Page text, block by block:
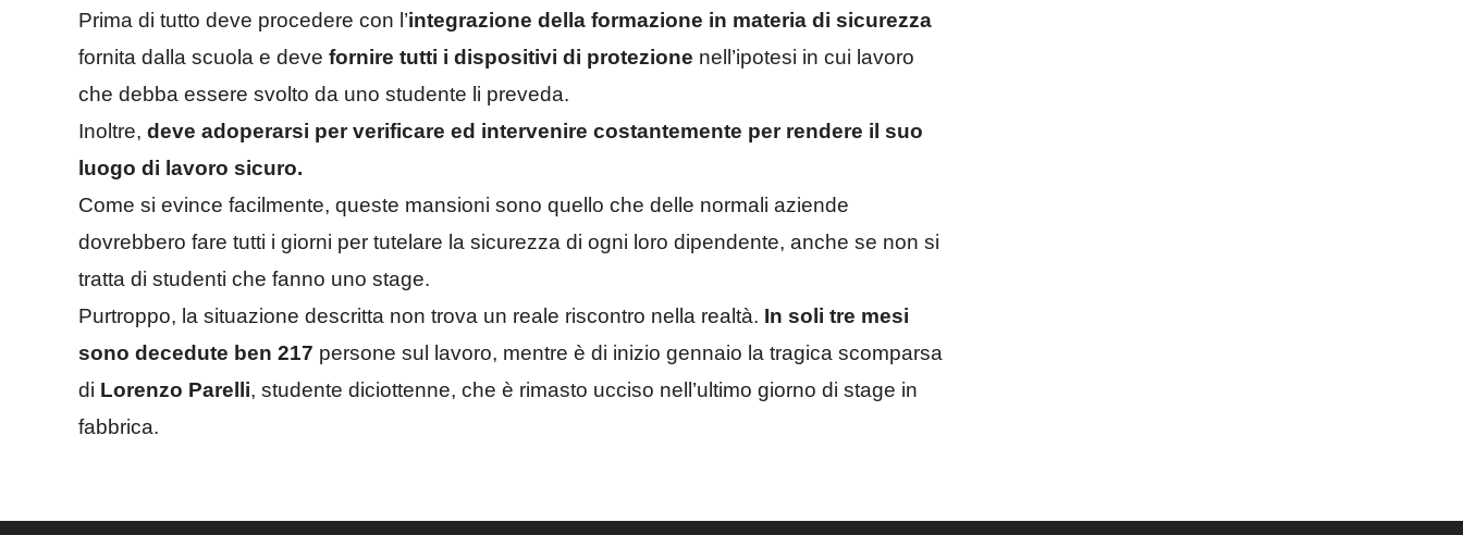
Prima di tutto deve procedere con l’integrazione della formazione in materia di sicurezza
fornita dalla scuola e deve fornire tutti i dispositivi di protezione nell’ipotesi in cui lavoro
che debba essere svolto da uno studente li preveda.
Inoltre, deve adoperarsi per verificare ed intervenire costantemente per rendere il suo
luogo di lavoro sicuro.
Come si evince facilmente, queste mansioni sono quello che delle normali aziende
dovrebbero fare tutti i giorni per tutelare la sicurezza di ogni loro dipendente, anche se non si
tratta di studenti che fanno uno stage.
Purtroppo, la situazione descritta non trova un reale riscontro nella realtà. In soli tre mesi
sono decedute ben 217 persone sul lavoro, mentre è di inizio gennaio la tragica scomparsa
di Lorenzo Parelli, studente diciottenne, che è rimasto ucciso nell’ultimo giorno di stage in
fabbrica.